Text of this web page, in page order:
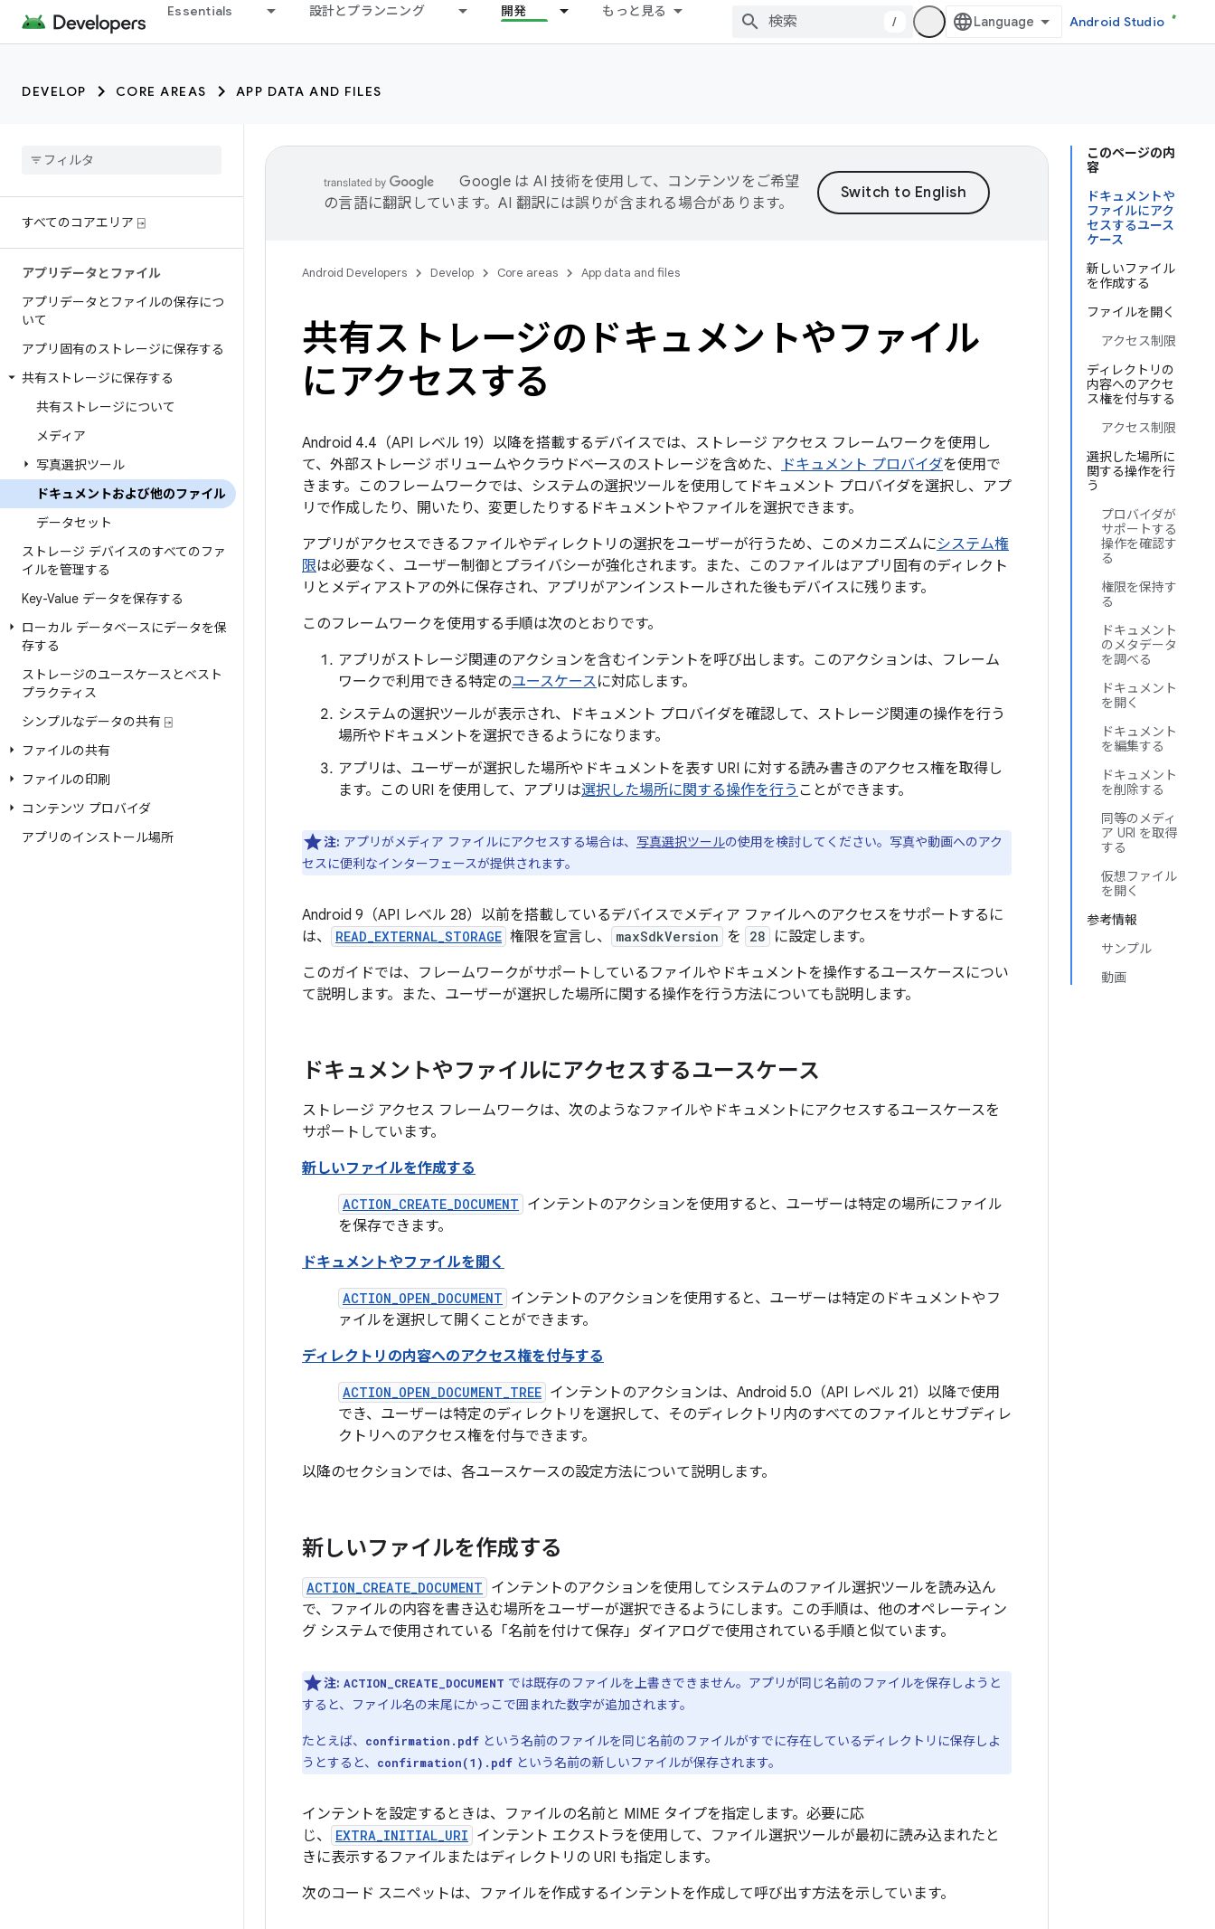
Essentials 設計とプランニング 開発 もっと見る
/ Android Studio
DEVELOP CORE AREAS APP DATA AND FILES
すべてのコアエリア ⍈
アプリデータとファイル
アプリデータとファイルの保存につ
いて
アプリ固有のストレージに保存する
共有ストレージに保存する
共有ストレージについて
メディア
写真選択ツール
ドキュメントおよび他のファイル
データセット
ストレージ デバイスのすべてのファ
イルを管理する
Key-Value データを保存する
ローカル データベースにデータを保
存する
ストレージのユースケースとベスト
プラクティス
シンプルなデータの共有 ⍈
ファイルの共有
ファイルの印刷
コンテンツ プロバイダ
アプリのインストール場所
このページの内
容
ドキュメントや
ファイルにアク
セスするユース
ケース
新しいファイル
を作成する
ファイルを開く
アクセス制限
ディレクトリの
内容へのアクセ
ス権を付与する
アクセス制限
選択した場所に
関する操作を行
う
プロバイダが
サポートする
操作を確認す
る
権限を保持す
る
ドキュメント
のメタデータ
を調べる
ドキュメント
を開く
ドキュメント
を編集する
ドキュメント
を削除する
同等のメディ
ア URI を取得
する
仮想ファイル
を開く
参考情報
サンプル
動画
Google は AI 技術を使用して、コンテンツをご希望
の言語に翻訳しています。AI 翻訳には誤りが含まれる場合があります。
Android Developers Develop Core areas App data and files
共有ストレージのドキュメントやファイル
にアクセスする
Android 4.4（API レベル 19）以降を搭載するデバイスでは、ストレージ アクセス フレームワークを使用し
て、外部ストレージ ボリュームやクラウドベースのストレージを含めた、
ドキュメント プロバイダを使用で
きます。このフレームワークでは、システムの選択ツールを使用してドキュメント プロバイダを選択し、アプ
リで作成したり、開いたり、変更したりするドキュメントやファイルを選択できます。
アプリがアクセスできるファイルやディレクトリの選択をユーザーが行うため、このメカニズムにシステム権
限は必要なく、ユーザー制御とプライバシーが強化されます。また、このファイルはアプリ固有のディレクト
リとメディアストアの外に保存され、アプリがアンインストールされた後もデバイスに残ります。
このフレームワークを使用する手順は次のとおりです。
アプリがストレージ関連のアクションを含むインテントを呼び出します。このアクションは、フレーム
ワークで利用できる特定のユースケースに対応します。
システムの選択ツールが表示され、ドキュメント プロバイダを確認して、ストレージ関連の操作を行う
場所やドキュメントを選択できるようになります。
アプリは、ユーザーが選択した場所やドキュメントを表す URI に対する読み書きのアクセス権を取得し
ます。この URI を使用して、アプリは選択した場所に関する操作を行う ことができます。
注: アプリがメディア ファイルにアクセスする場合は、 写真選択ツールの使用を検討してください。写真や動画へのアク
セスに便利なインターフェースが提供されます。
Android 9（API レベル 28）以前を搭載しているデバイスでメディア ファイルへのアクセスをサポートするに
は、
READ_EXTERNAL_STORAGE 権限を宣言し、 maxSdkVersion を 28
に設定します。
このガイドでは、フレームワークがサポートしているファイルやドキュメントを操作するユースケースについ
て説明します。また、ユーザーが選択した場所に関する操作を行う方法についても説明します。
ドキュメントやファイルにアクセスするユースケース
ストレージ アクセス フレームワークは、次のようなファイルやドキュメントにアクセスするユースケースを
サポートしています。
新しいファイルを作成する
ACTION_CREATE_DOCUMENT インテントのアクションを使用すると、ユーザーは特定の場所にファイル
を保存できます。
ドキュメントやファイルを開く
ACTION_OPEN_DOCUMENT インテントのアクションを使用すると、ユーザーは特定のドキュメントやフ
ァイルを選択して開くことができます。
ディレクトリの内容へのアクセス権を付与する
ACTION_OPEN_DOCUMENT_TREE インテントのアクションは、Android 5.0（API レベル 21）以降で使用
でき、ユーザーは特定のディレクトリを選択して、そのディレクトリ内のすべてのファイルとサブディレ
クトリへのアクセス権を付与できます。
以降のセクションでは、各ユースケースの設定方法について説明します。
新しいファイルを作成する
ACTION_CREATE_DOCUMENT インテントのアクションを使用してシステムのファイル選択ツールを読み込ん
で、ファイルの内容を書き込む場所をユーザーが選択できるようにします。この手順は、他のオペレーティン
グ システムで使用されている「名前を付けて保存」ダイアログで使用されている手順と似ています。
注: ACTION_CREATE_DOCUMENT では既存のファイルを上書きできません。アプリが同じ名前のファイルを保存しようと
すると、ファイル名の末尾にかっこで囲まれた数字が追加されます。
たとえば、 confirmation.pdf という名前のファイルを同じ名前のファイルがすでに存在しているディレクトリに保存しよ
うとすると、
confirmation(1).pdf という名前の新しいファイルが保存されます。
インテントを設定するときは、ファイルの名前と MIME タイプを指定します。必要に応
じ、
EXTRA_INITIAL_URI インテント エクストラを使用して、ファイル選択ツールが最初に読み込まれたと
きに表示するファイルまたはディレクトリの URI も指定します。
次のコード スニペットは、ファイルを作成するインテントを作成して呼び出す方法を示しています。